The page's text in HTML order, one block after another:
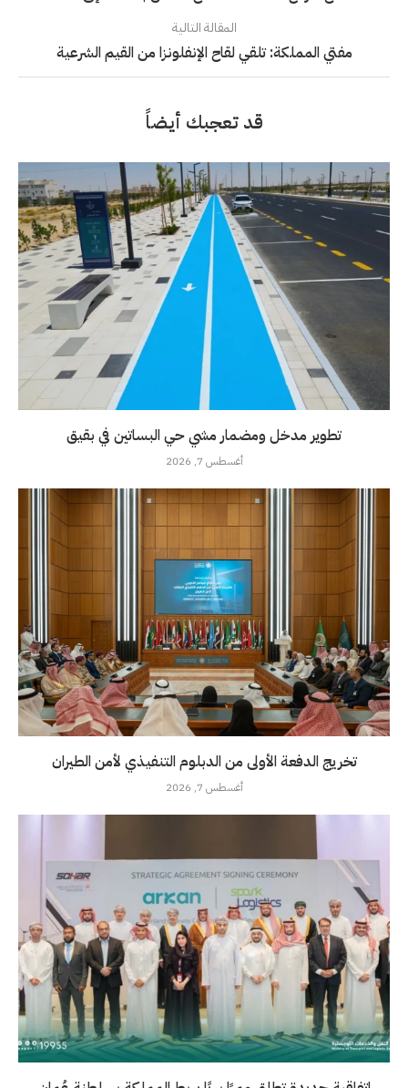
المقالة التالية
مفتي المملكة: تلقي لقاح الإنفلونزا من القيم الشرعية
قد تعجبك أيضاً
تطوير مدخل ومضمار مشي حي البساتين في بقيق
أغسطس 7, 2026
تخريج الدفعة الأولى من الدبلوم التنفيذي لأمن الطيران
أغسطس 7, 2026